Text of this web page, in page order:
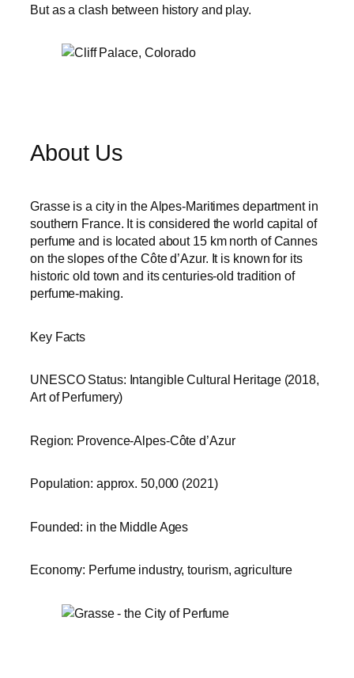
But as a clash between history and play.
About Us
Grasse is a city in the Alpes-Maritimes department in
southern France. It is considered the world capital of
perfume and is located about 15 km north of Cannes
on the slopes of the Côte d’Azur. It is known for its
historic old town and its centuries-old tradition of
perfume-making.
Key Facts
UNESCO Status: Intangible Cultural Heritage (2018,
Art of Perfumery)
Region: Provence-Alpes-Côte d’Azur
Population: approx. 50,000 (2021)
Founded: in the Middle Ages
Economy: Perfume industry, tourism, agriculture